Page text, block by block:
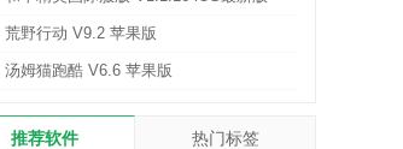
荒野行动 V9.2 苹果版
汤姆猫跑酷 V6.6 苹果版
推荐软件 热门标签